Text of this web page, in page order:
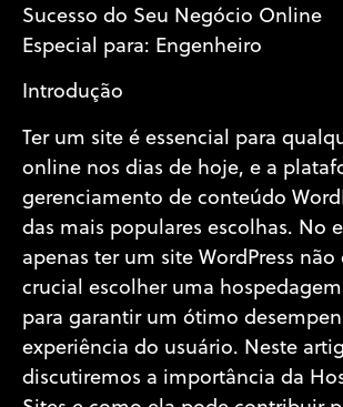
Sucesso do Seu Negócio Online
Especial para: Engenheiro
Introdução
Ter um site é essencial para
online nos dias de hoje, e a
gerenciamento de conteúdo
das mais populares escolhas. No
apenas ter um site WordPress
crucial escolher uma
para garantir um ótimo
experiência do usuário. Neste
discutiremos a importância da